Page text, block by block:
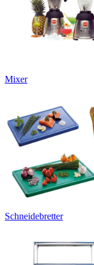
Mixer
Schneidebretter